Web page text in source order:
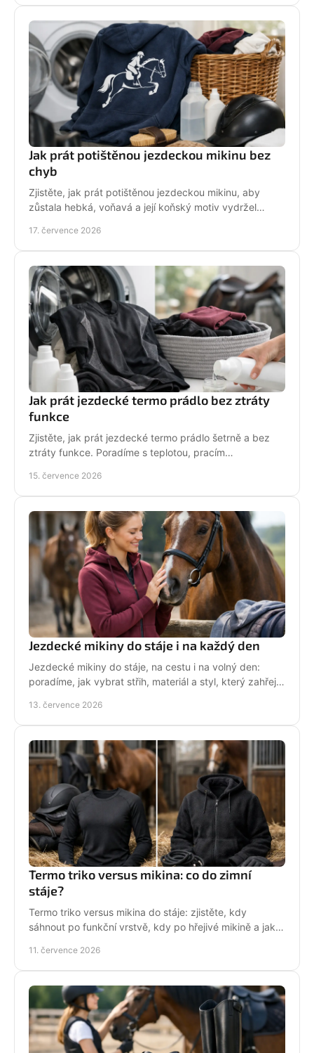
Jak prát potištěnou jezdeckou mikinu bez
chyb
Zjistěte, jak prát potištěnou jezdeckou mikinu, aby
zůstala hebká, voňavá a její koňský motiv vydržel
17. července 2026
Jak prát jezdecké termo prádlo bez ztráty
funkce
Zjistěte, jak prát jezdecké termo prádlo šetrně a bez
ztráty funkce. Poradíme s teplotou, pracím
den.
15. července 2026
Jezdecké mikiny do stáje i na každý den
Jezdecké mikiny do stáje, na cestu i na volný den:
poradíme, jak vybrat střih, materiál a styl, který zahřeje
13. července 2026
Termo triko versus mikina: co do zimní
stáje?
Termo triko versus mikina do stáje: zjistěte, kdy
sáhnout po funkční vrstvě, kdy po hřejivé mikině a jak
11. července 2026